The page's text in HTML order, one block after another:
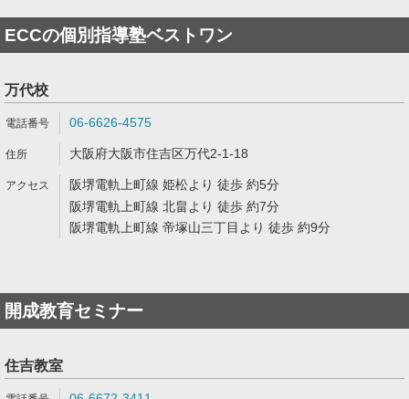
ECCの個別指導塾ベストワン
万代校
06-6626-4575
大阪府大阪市住吉区万代2-1-18
阪堺電軌上町線 姫松より 徒歩 約5分
阪堺電軌上町線 北畠より 徒歩 約7分
阪堺電軌上町線 帝塚山三丁目より 徒歩 約9分
開成教育セミナー
住吉教室